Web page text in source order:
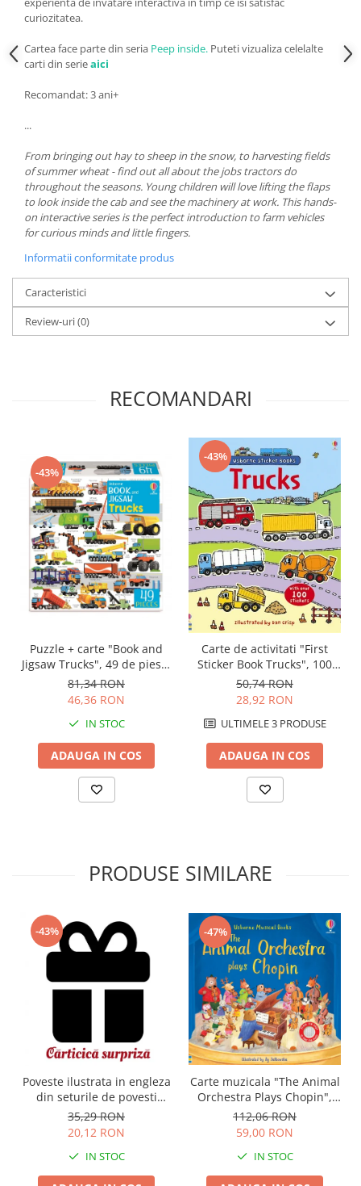
curiozitatea.
Cartea face parte din seria Peep inside. Puteti vizualiza celelalte
carti din serieaici
Recomandat: 3 ani+
...
From bringing out hay to sheep in the snow, to harvesting fields
of summer wheat - find out all about the jobs tractors do
throughout the seasons. Young children will love lifting the flaps
to look inside the cab and see the machinery at work. This hands-
on interactive series is the perfect introduction to farm vehicles
for curious minds and little fingers.
Informatii conformitate produs
Caracteristici
Review-uri(0)
RECOMANDARI
-43%
Puzzle + carte "Book and
Jigsaw Trucks", 49 de piese,
Usborne
81,34 RON
46,36 RON
IN STOC
ADAUGA IN COS
-43%
Carte de activitati "First
Sticker Book Trucks", 100
stickers, Usborne
50,74 RON
28,92 RON
ULTIMELE 3 PRODUSE
ADAUGA IN COS
PRODUSE SIMILARE
-43%
Poveste ilustrata in engleza
din seturile de povesti
Usborne
35,29 RON
20,12 RON
IN STOC
-47%
Carte muzicala "The Animal
Orchestra Plays Chopin",
cartonata, Usborne
112,06 RON
59,00 RON
IN STOC